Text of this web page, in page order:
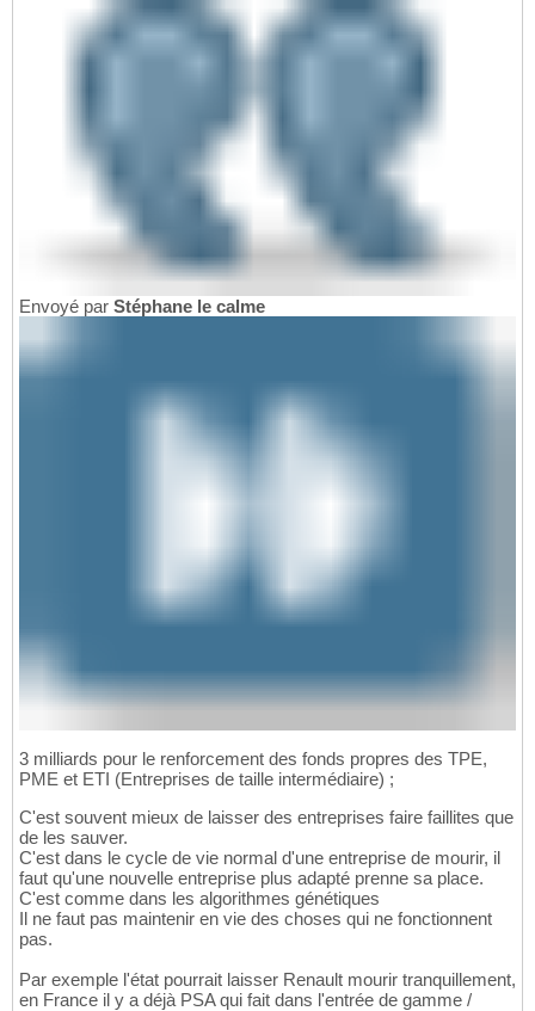
Envoyé par Stéphane le calme
3 milliards pour le renforcement des fonds propres des TPE,
PME et ETI (Entreprises de taille intermédiaire) ;
C'est souvent mieux de laisser des entreprises faire faillites que
de les sauver.
C'est dans le cycle de vie normal d'une entreprise de mourir, il
faut qu'une nouvelle entreprise plus adapté prenne sa place.
C'est comme dans les algorithmes génétiques
Il ne faut pas maintenir en vie des choses qui ne fonctionnent
pas.
Par exemple l'état pourrait laisser Renault mourir tranquillement,
en France il y a déjà PSA qui fait dans l'entrée de gamme /